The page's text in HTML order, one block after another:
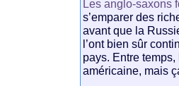
Les anglo-saxons
s’emparer des
avant que la
l’ont bien sûr
pays. Entre
américaine, mais